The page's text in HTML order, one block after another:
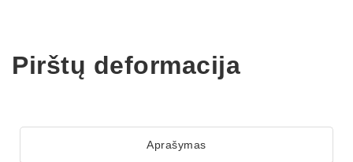
Pirštų deformacija
Aprašymas